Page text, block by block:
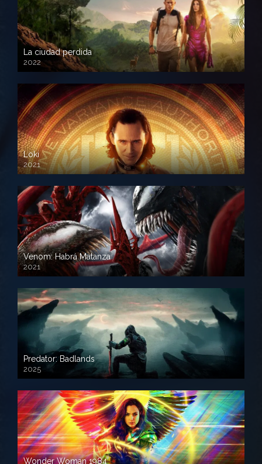
La ciudad perdida
2022
Loki
2021
Venom: Habrá Matanza
2021
Predator: Badlands
2025
Wonder Woman 1984